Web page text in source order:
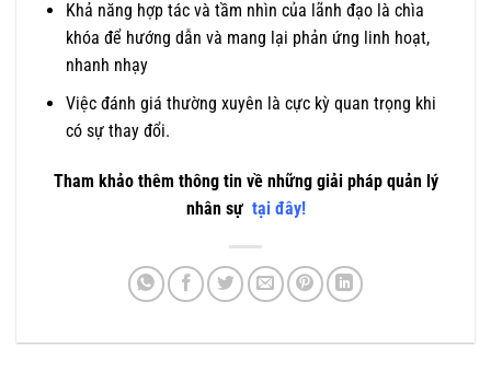
Khả năng hợp tác và tầm nhìn của lãnh đạo là chìa
khóa để hướng dẫn và mang lại phản ứng linh hoạt,
nhanh nhạy
Việc đánh giá thường xuyên là cực kỳ quan trọng khi
có sự thay đổi.
Tham khảo thêm thông tin về những giải pháp quản lý
nhân sự tại đây!